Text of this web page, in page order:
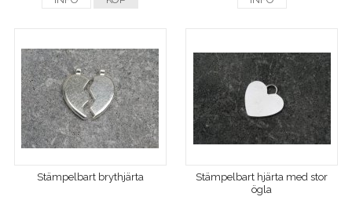
Stämpelbart brythjärta
Stämpelbart hjärta med stor
ögla